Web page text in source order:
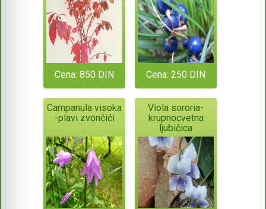
Cena: 850 DIN Cena: 250 DIN
Campanula visoka
-plavi zvončići
Viola sororia-
krupnocvetna
ljubičica